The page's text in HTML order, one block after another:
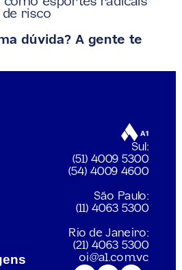
de risco
dúvida? A gente te
Sul:
(51) 4009 5300
(54) 4009 4600
São Paulo:
(11) 4063 5300
Rio de Janeiro:
(21) 4063 5300
oi@a1.com.vc